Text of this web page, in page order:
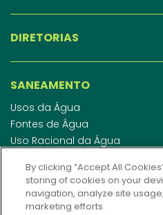
DIRETORIAS
SANEAMENTO
Usos da Água
Fontes de Água
Uso Racional da Água
Esgotamento Sanitário
Regulamento de Água e
Indicadores de qualidade da
By clicking “Accept All
storing of cookies on your
navigation, analyze site
marketing efforts.